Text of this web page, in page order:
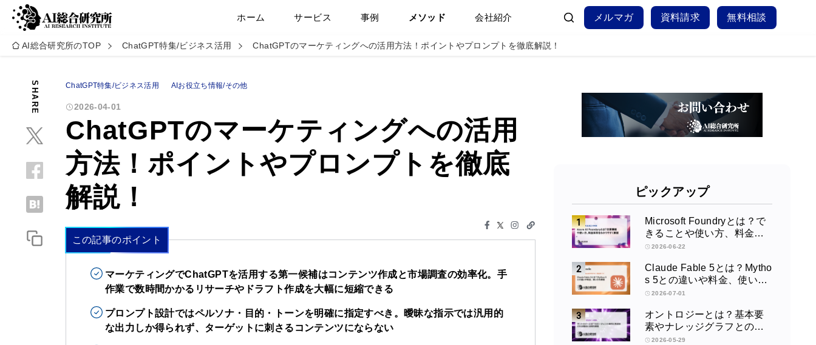
ホーム サービス 事例 メソッド 会社紹介 メルマガ 資料請求 無料相談
AI総合研究所のTOP ChatGPT特集/ビジネス活用 ChatGPTのマーケティングへの活用方法！ポイントやプロンプトを徹底解説！
SHARE ChatGPT特集/ビジネス活用 AIお役立ち情報/その他
2026-04-01
ChatGPTのマーケティングへの活用
方法！ポイントやプロンプトを徹底
解説！
この記事のポイント
マーケティングでChatGPTを活用する第一候補はコンテンツ作成と市場調査の効率化。手
作業で数時間かかるリサーチやドラフト作成を大幅に短縮できる
プロンプト設計ではペルソナ・目的・トーンを明確に指定すべき。曖昧な指示では汎用的
な出力しか得られず、ターゲットに刺さるコンテンツにならない
ピックアップ
Microsoft Foundryとは？で
きることや使い方、料金を
徹底解説！
2026-06-22
Claude Fable 5とは？Mytho
s 5との違いや料金、使い方
を解説
2026-07-01
オントロジーとは？基本要
素やナレッジグラフとの違
い、活用例をわかりやすく
2026-05-29